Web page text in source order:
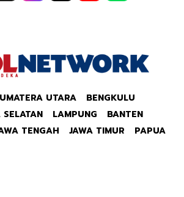
UTARA
BENGKULU
LAMPUNG
BANTEN
TENGAH JAWA TIMUR PAPUA